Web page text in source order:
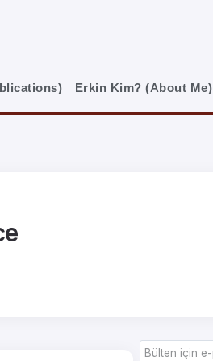
Erkin Kim? (About Me)